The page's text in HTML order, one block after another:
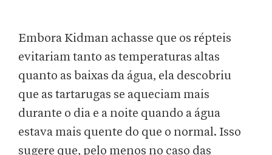
Embora Kidman achasse que os répteis
evitariam tanto as temperaturas altas
quanto as baixas da água, ela descobriu
que as tartarugas se aqueciam mais
durante o dia e a noite quando a água
estava mais quente do que o normal. Isso
sugere que, pelo menos no caso das